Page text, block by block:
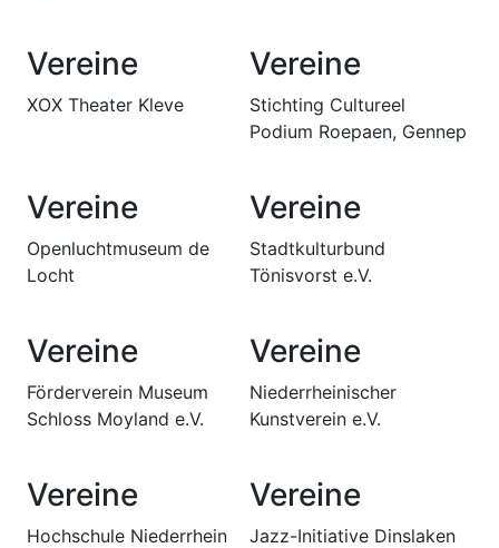
Vereine
XOX Theater Kleve
Vereine
Stichting Cultureel
Podium Roepaen, Gennep
Vereine
Openluchtmuseum de
Locht
Vereine
Stadtkulturbund
Tönisvorst e.V.
Vereine
Förderverein Museum
Schloss Moyland e.V.
Vereine
Niederrheinischer
Kunstverein e.V.
Vereine
Hochschule Niederrhein
Vereine
Jazz-Initiative Dinslaken